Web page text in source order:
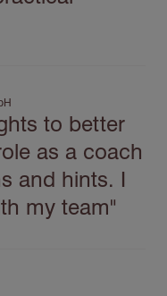
to better
as a coach
and hints. I
my team"